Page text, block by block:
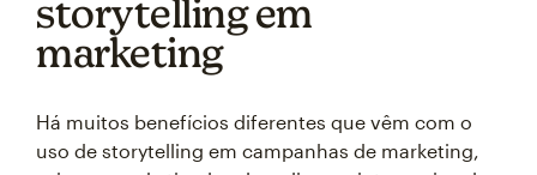
storytelling em
marketing
Há muitos benefícios diferentes que vêm com o
uso de storytelling em campanhas de marketing,